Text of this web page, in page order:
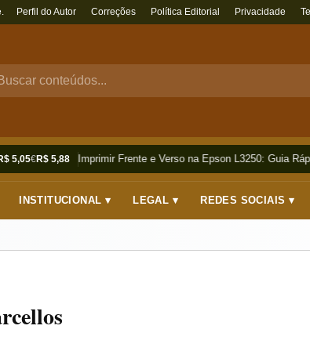
Perfil do Autor Correções Política Editorial Privacidade
5,05€R$ 5,88
Como Imprimir Frente e Verso na Epson L3250: Guia
INSTITUCIONAL ▾ LEGAL ▾ REDES SOCIAIS ▾